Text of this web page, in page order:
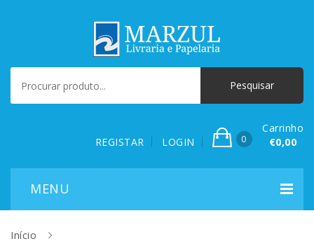
REGISTAR LOGIN 0
Carrinho
€0,00
Início